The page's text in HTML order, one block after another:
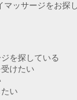
ッサージをお探
を探している
けたい
い